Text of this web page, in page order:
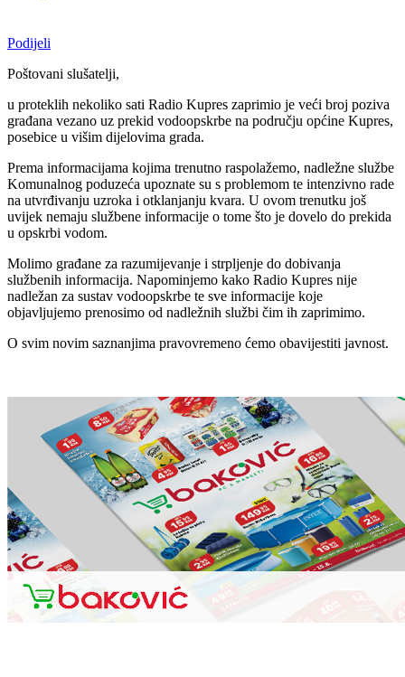
Podijeli
Poštovani slušatelji,
u proteklih nekoliko sati Radio Kupres zaprimio je veći broj poziva
građana vezano uz prekid vodoopskrbe na području općine Kupres,
posebice u višim dijelovima grada.
Prema informacijama kojima trenutno raspolažemo, nadležne službe
Komunalnog poduzeća upoznate su s problemom te intenzivno rade
na utvrđivanju uzroka i otklanjanju kvara. U ovom trenutku još
uvijek nemaju službene informacije o tome što je dovelo do prekida
u opskrbi vodom.
Molimo građane za razumijevanje i strpljenje do dobivanja
službenih informacija. Napominjemo kako Radio Kupres nije
nadležan za sustav vodoopskrbe te sve informacije koje
objavljujemo prenosimo od nadležnih službi čim ih zaprimimo.
O svim novim saznanjima pravovremeno ćemo obavijestiti javnost.